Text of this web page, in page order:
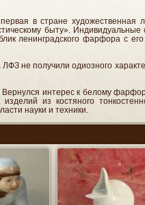
в стране художественная
быту». Индивидуальные
ленинградского фарфора с
не получили одиозного
интерес к белому
из костяного
науки и техники.